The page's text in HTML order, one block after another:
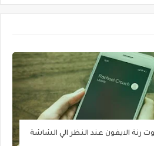
الايفون عند النظر الي الشاشة